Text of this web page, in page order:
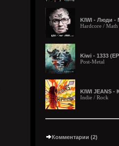
KIWI - Люди -
Hardcore / Math
Kiwi - 1333
Post-Metal
KIWI JEANS -
Indie / Rock
Комментарии (2)